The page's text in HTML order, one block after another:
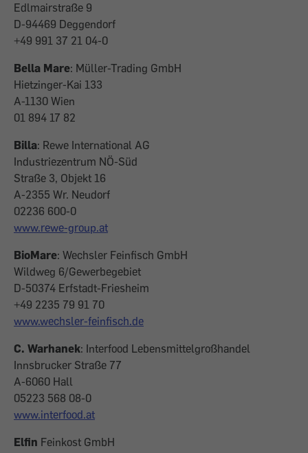
Edlmairstraße 9
D-94469 Deggendorf
+49 991 37 21 04-0
Bella Mare: Müller-Trading GmbH
Hietzinger-Kai 133
A-1130 Wien
01 894 17 82
Billa: Rewe International AG
Industriezentrum NÖ-Süd
Straße 3, Objekt 16
A-2355 Wr. Neudorf
02236 600-0
www.rewe-group.at
BioMare: Wechsler Feinfisch GmbH
Wildweg 6/Gewerbegebiet
D-50374 Erfstadt-Friesheim
+49 2235 79 91 70
www.wechsler-feinfisch.de
C. Warhanek: Interfood Lebensmittelgroßhandel
Innsbrucker Straße 77
A-6060 Hall
05223 568 08-0
www.interfood.at
Elfin Feinkost GmbH